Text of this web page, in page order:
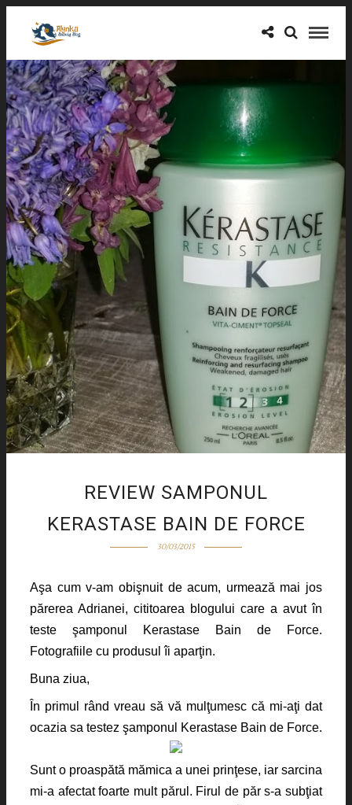
REVIEW SAMPONUL
KERASTASE BAIN DE FORCE
30/03/2015
Aşa cum v-am obişnuit de acum, urmează mai jos
părerea Adrianei, cititoarea blogului care a avut în
teste şamponul Kerastase Bain de Force.
Fotografiile cu produsul îi aparţin.
Buna ziua,
În primul rând vreau să vă mulţumesc că mi-aţi dat
ocazia sa testez şamponul Kerastase Bain de Force.
Sunt o proaspătă mămica a unei prinţese, iar sarcina
mi-a afectat foarte mult părul. Firul de păr s-a subţiat